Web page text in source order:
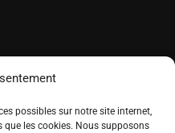
possibles sur notre site internet,
les cookies. Nous supposons